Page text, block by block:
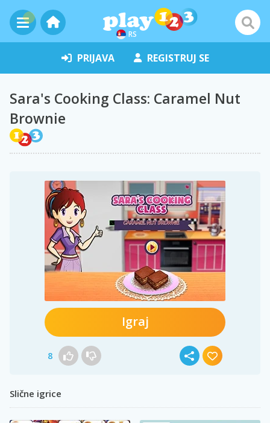
RS
PRIJAVA REGISTRUJ SE
Sara's Cooking Class: Caramel Nut
Brownie
Igraj
8
Slične igrice